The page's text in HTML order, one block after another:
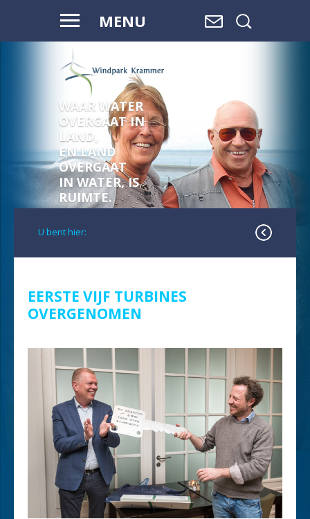
MENU
WAAR WATER
OVERGAAT IN
LAND,
EN LAND
OVERGAAT
IN WATER, IS
RUIMTE.
U bent hier:
EERSTE VIJF TURBINES
OVERGENOMEN